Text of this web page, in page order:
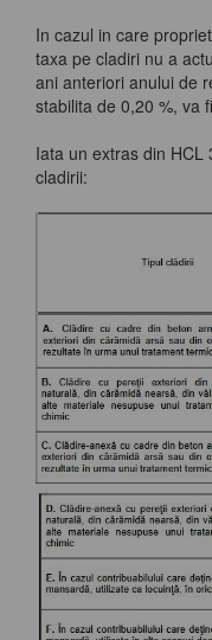
In cazul in care
taxa pe cladiri nu a
ani anteriori anului de
stabilita de 0,20 %, va
Iata un extras din
cladirii: